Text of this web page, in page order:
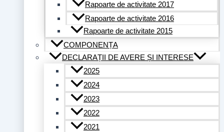
Rapoarte de activitate 2017
Rapoarte de activitate 2016
Rapoarte de activitate 2015
COMPONENȚA
DECLARAȚII DE AVERE ȘI INTERESE
2025
2024
2023
2022
2021